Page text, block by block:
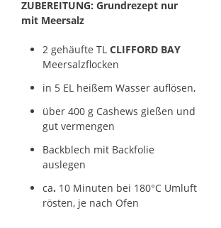
ZUBEREITUNG: Grundrezept nur
mit Meersalz
2 gehäufte TL CLIFFORD BAY
Meersalzflocken
in 5 EL heißem Wasser auflösen,
über 400 g Cashews gießen und
gut vermengen
Backblech mit Backfolie
auslegen
ca. 10 Minuten bei 180°C Umluft
rösten, je nach Ofen